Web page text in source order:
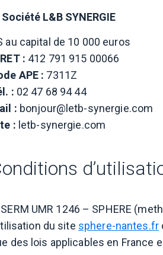
Société L&B SYNERGIE
au capital de 10 000 euros
: 412 791 915 00066
APE : 7311Z
: 02 47 68 94 44
: bonjour@letb-synergie.com
: letb-synergie.com
UMR 1246 – SPHERE
du site sphere-nantes.fr
des lois applicables en France